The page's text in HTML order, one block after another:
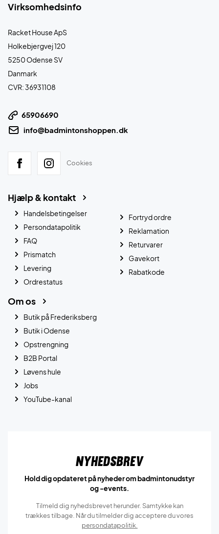
Virksomhedsinfo
Racket House ApS
Holkebjergvej 120
5250 Odense SV
Danmark
CVR: 36931108
65906690
info@badmintonshoppen.dk
Cookies
Hjælp & kontakt
Handelsbetingelser
Persondatapolitik
FAQ
Prismatch
Levering
Ordrestatus
Fortryd ordre
Reklamation
Returvarer
Gavekort
Rabatkode
Om os
Butik på Frederiksberg
Butik i Odense
Opstrengning
B2B Portal
Løvens hule
Jobs
YouTube-kanal
Nyhedsbrev
Hold dig opdateret på nyheder om badmintonudstyr
og -events.
Tilmeld dig nyhedsbrevet herunder. Samtykke kan
trækkes tilbage. Når du tilmelder dig acceptere du vores
persondatapolitik.